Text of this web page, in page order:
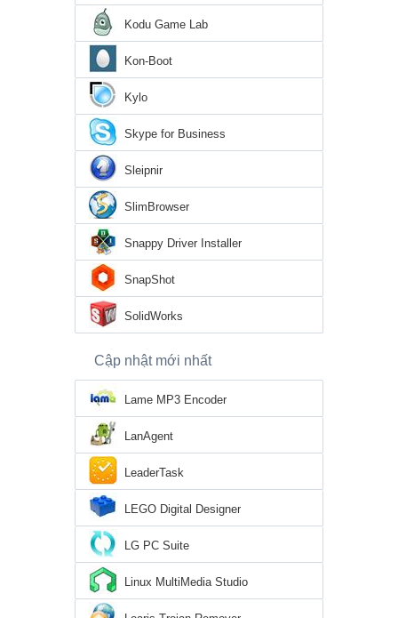
Kodu Game Lab
Kon-Boot
Kylo
Skype for Business
Sleipnir
SlimBrowser
Snappy Driver Installer
SnapShot
SolidWorks
Cập nhật mới nhất
Lame MP3 Encoder
LanAgent
LeaderTask
LEGO Digital Designer
LG PC Suite
Linux MultiMedia Studio